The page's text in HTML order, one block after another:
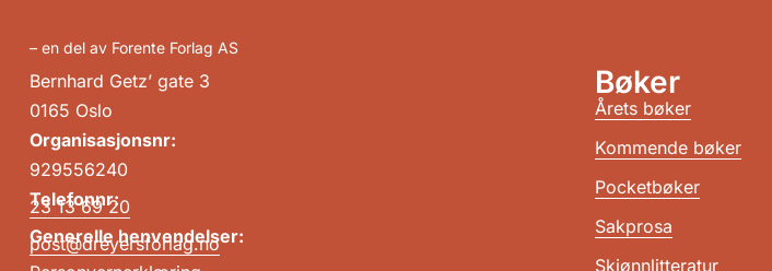
– en del av Forente Forlag AS
Bernhard Getz’ gate 3
0165 Oslo
Organisasjonsnr:
929556240
Telefonnr:
23 13 69 20
Generelle henvendelser:
post@dreyersforlag.no
Bøker
Årets bøker
Kommende bøker
Pocketbøker
Sakprosa
Skjønnlitteratur